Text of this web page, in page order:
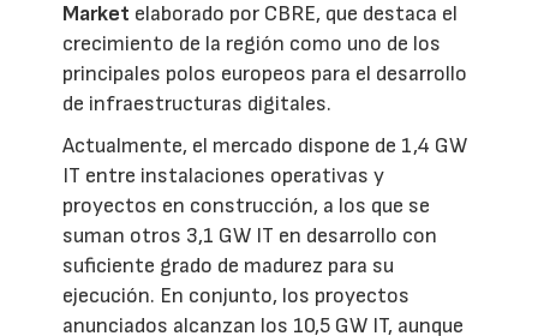
Market elaborado por CBRE, que destaca el
crecimiento de la región como uno de los
principales polos europeos para el desarrollo
de infraestructuras digitales.
Actualmente, el mercado dispone de 1,4 GW
IT entre instalaciones operativas y
proyectos en construcción, a los que se
suman otros 3,1 GW IT en desarrollo con
suficiente grado de madurez para su
ejecución. En conjunto, los proyectos
anunciados alcanzan los 10,5 GW IT, aunque